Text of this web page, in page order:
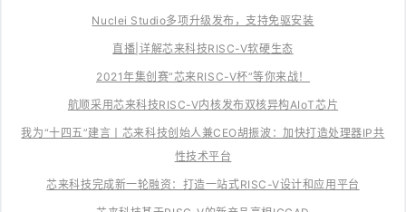
Nuclei Studio多项升级发布，支持免驱安装
直播|详解芯来科技RISC-V软硬生态
2021年集创赛“芯来RISC-V杯”等你来战！
航顺采用芯来科技RISC-V内核发布双核异构AIoT芯片
我为“十四五”建言丨芯来科技创始人兼CEO胡振波：加快打造处理器IP共
性技术平台
芯来科技完成新一轮融资：打造一站式RISC-V设计和应用平台